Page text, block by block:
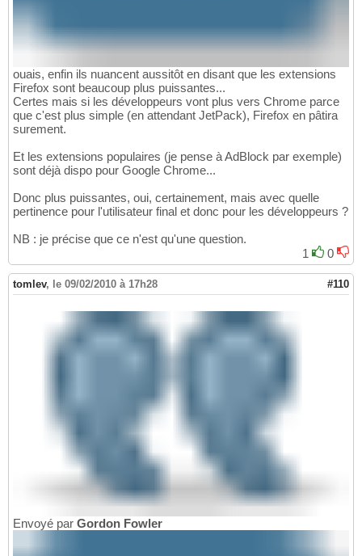
ouais, enfin ils nuancent aussitôt en disant que les extensions
Firefox sont beaucoup plus puissantes...
Certes mais si les développeurs vont plus vers Chrome parce
que c'est plus simple (en attendant JetPack), Firefox en pâtira
surement.
Et les extensions populaires (je pense à AdBlock par exemple)
sont déjà dispo pour Google Chrome...
Donc plus puissantes, oui, certainement, mais avec quelle
pertinence pour l'utilisateur final et donc pour les développeurs ?
NB : je précise que ce n'est qu'une question.
1
0
tomlev, le 09/02/2010 à 17h28 #110
Envoyé par Gordon Fowler